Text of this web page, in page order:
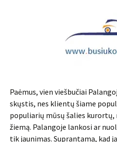
Paėmus, vien viešbučiai
skųstis, nes klientų šiame
populiarių mūsų šalies kurortų,
žiemą. Palangoje lankosi ar
tik jaunimas. Suprantama, kad